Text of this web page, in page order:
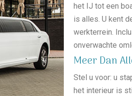
het IJ tot een
is alles. U kent
werkterrein.
onverwachte
Meer Dan
Stel u voor: u
het interieur is